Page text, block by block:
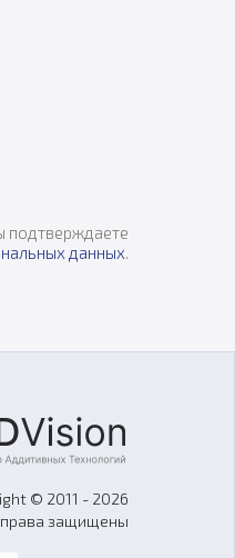
подтверждаете
данных.
© 2011 - 2026
защищены